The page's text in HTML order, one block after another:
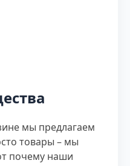
мы предлагаем
товары – мы
почему наши